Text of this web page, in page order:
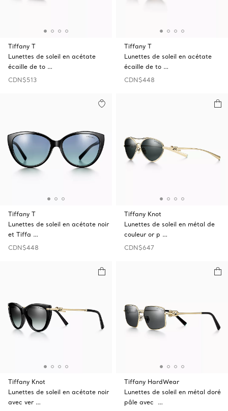
Tiffany T
Lunettes de soleil en acétate
écaille de to …
CDN$513
Tiffany T
Lunettes de soleil en acétate
écaille de to …
CDN$448
Tiffany T
Lunettes de soleil en acétate noir
et Tiffa …
CDN$448
Tiffany Knot
Lunettes de soleil en métal de
couleur or p …
CDN$647
Tiffany Knot
Lunettes de soleil en acétate noir
avec ver …
Tiffany HardWear
Lunettes de soleil en métal doré
pâle avec …